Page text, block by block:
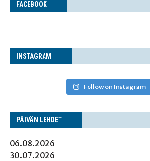
FACE­BOOK
INS­TA­GRAM
Follow on Instagram
PÄI­VÄN LEHDET
06.08.2026
30.07.2026